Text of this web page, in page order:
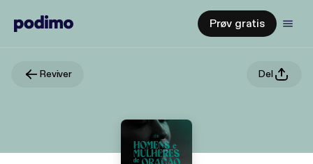
Prøv gratis
Reviver Del